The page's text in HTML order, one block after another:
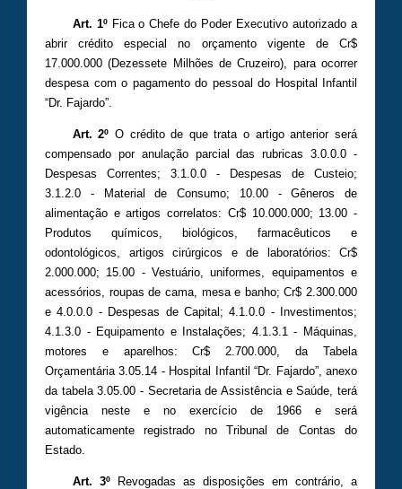
Art. 1ºFica o Chefe do Poder Executivo autorizado a
abrir crédito especial no orçamento vigente de Cr$
17.000.000 (Dezessete Milhões de Cruzeiro), para ocorrer
despesa com o pagamento do pessoal do Hospital Infantil
“Dr. Fajardo”.
Art. 2º O crédito de que trata o artigo anterior será
compensado por anulação parcial das rubricas 3.0.0.0 -
Despesas Correntes; 3.1.0.0 - Despesas de Custeio;
3.1.2.0 - Material de Consumo; 10.00 - Gêneros de
alimentação e artigos correlatos: Cr$ 10.000.000; 13.00 -
Produtos químicos, biológicos, farmacêuticos e
odontológicos, artigos cirúrgicos e de laboratórios: Cr$
2.000.000; 15.00 - Vestuário, uniformes, equipamentos e
acessórios, roupas de cama, mesa e banho; Cr$ 2.300.000
e 4.0.0.0 - Despesas de Capital; 4.1.0.0 - Investimentos;
4.1.3.0 - Equipamento e Instalações; 4.1.3.1 - Máquinas,
motores e aparelhos: Cr$ 2.700.000, da Tabela
Orçamentária 3.05.14 - Hospital Infantil “Dr. Fajardo”, anexo
da tabela 3.05.00 - Secretaria de Assistência e Saúde, terá
vigência neste e no exercício de 1966 e será
automaticamente registrado no Tribunal de Contas do
Estado.
Art. 3ºRevogadas as disposições em contrário, a